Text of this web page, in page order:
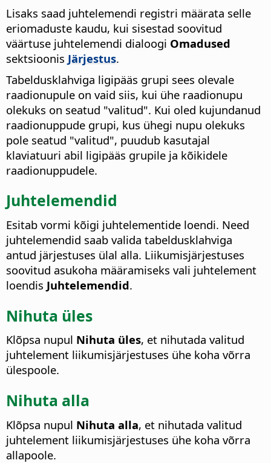
Lisaks saad juhtelemendi registri määrata selle
eriomaduste kaudu, kui sisestad soovitud
väärtuse juhtelemendi dialoogi Omadused
sektsioonis Järjestus.
Tabeldusklahviga ligipääs grupi sees olevale
raadionupule on vaid siis, kui ühe raadionupu
olekuks on seatud "valitud". Kui oled kujundanud
raadionuppude grupi, kus ühegi nupu olekuks
pole seatud "valitud", puudub kasutajal
klaviatuuri abil ligipääs grupile ja kõikidele
raadionuppudele.
Juhtelemendid
Esitab vormi kõigi juhtelementide loendi. Need
juhtelemendid saab valida tabeldusklahviga
antud järjestuses ülal alla. Liikumisjärjestuses
soovitud asukoha määramiseks vali juhtelement
loendis Juhtelemendid.
Nihuta üles
Klõpsa nupul Nihuta üles, et nihutada valitud
juhtelement liikumisjärjestuses ühe koha võrra
ülespoole.
Nihuta alla
Klõpsa nupul Nihuta alla, et nihutada valitud
juhtelement liikumisjärjestuses ühe koha võrra
allapoole.